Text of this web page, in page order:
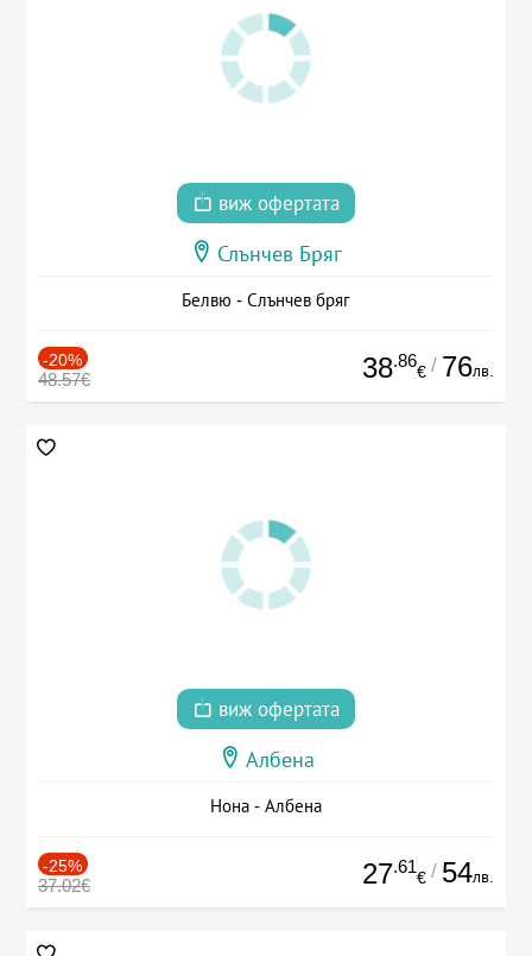
виж офертата
Слънчев Бряг
Белвю - Слънчев бряг
-20%
48.57€ 38.86
€ / 76лв.
виж офертата
Албена
Нона - Албена
-25%
37.02€ 27.61
€ / 54лв.